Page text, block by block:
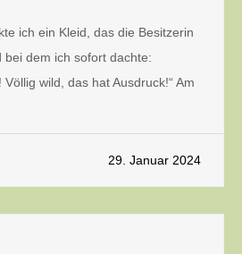
ich ein Kleid, das die Besitzerin
bei dem ich sofort dachte:
Völlig wild, das hat Ausdruck!“ Am
29. Januar 2024